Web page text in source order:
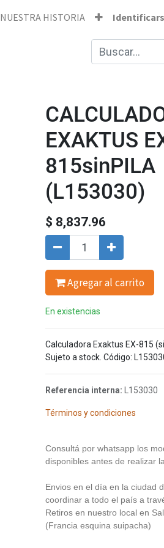
NUESTRA HISTORIA
EXAKTUS
815sinPILA
(L153030)
$ 8,837.96
Agregar al carrito
En existencias
Calculadora Exaktus EX-815
Sujeto a stock. Código:
Referencia interna: L153030
Términos y condiciones
Consultá por whatsapp los
disponibles antes de realizar
Envios en el día en la ciudad
coordinar a todo el país a
Retiros en nuestro local en
(Francia esquina suipacha)